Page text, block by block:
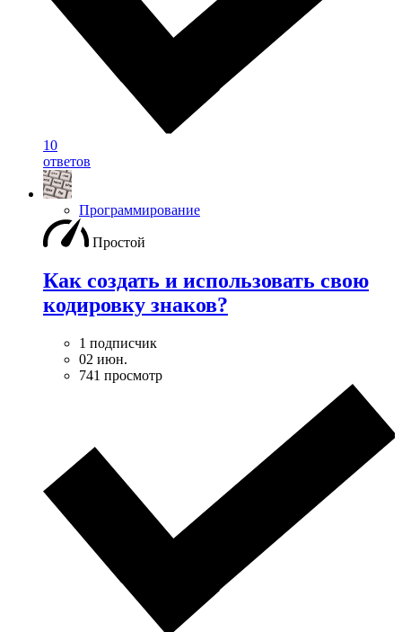
10
ответов
Программирование
Простой
Как создать и использовать свою
кодировку знаков?
1 подписчик
02 июн.
741 просмотр